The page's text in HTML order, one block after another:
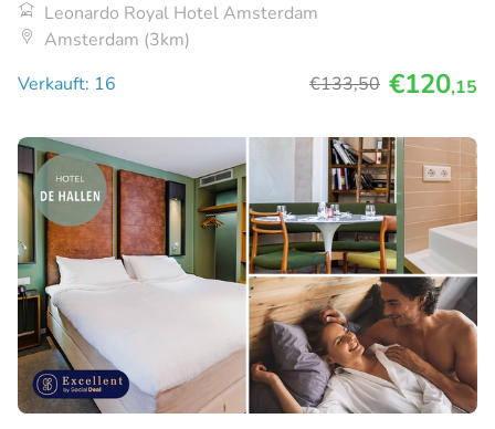
Leonardo Royal Hotel Amsterdam
Amsterdam (3km)
Verkauft: 16
€133,50 €120,15